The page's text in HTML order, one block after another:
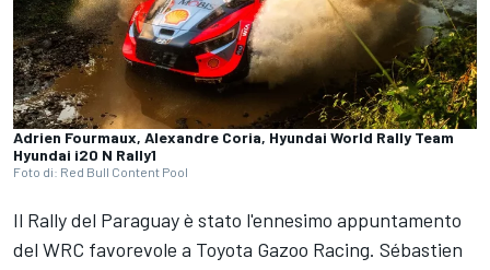
Adrien Fourmaux, Alexandre Coria, Hyundai World Rally Team
Hyundai i20 N Rally1
Foto di: Red Bull Content Pool
Il Rally del Paraguay è stato l'ennesimo appuntamento
del WRC favorevole a Toyota Gazoo Racing. Sébastien